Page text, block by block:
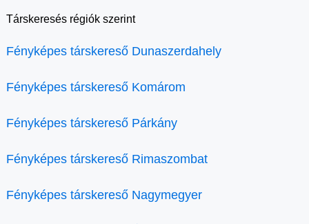
Társkeresés régiók szerint
Fényképes társkereső Dunaszerdahely
Fényképes társkereső Komárom
Fényképes társkereső Párkány
Fényképes társkereső Rimaszombat
Fényképes társkereső Nagymegyer